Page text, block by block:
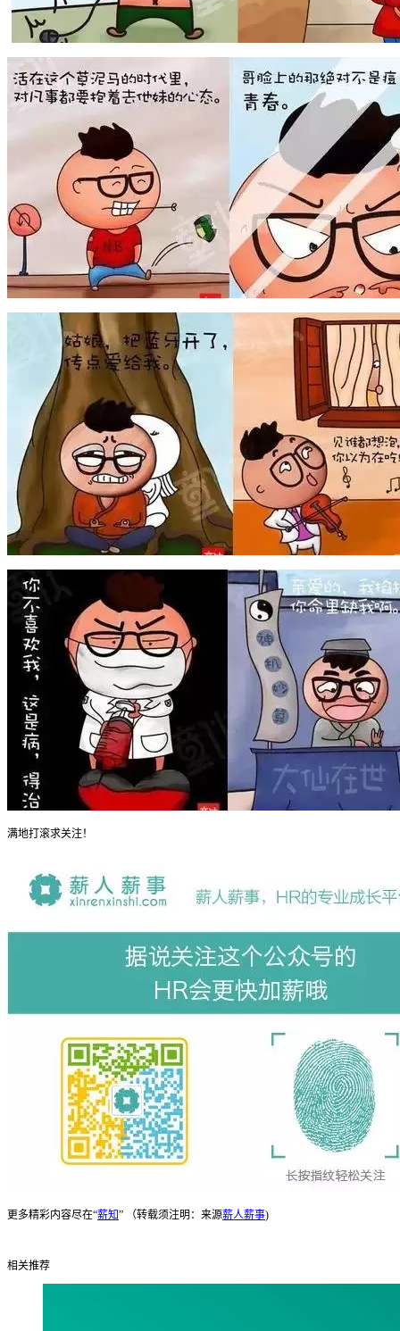
满地打滚求关注！
更多精彩内容尽在“薪知” （转载须注明：来源薪人薪事)
相关推荐